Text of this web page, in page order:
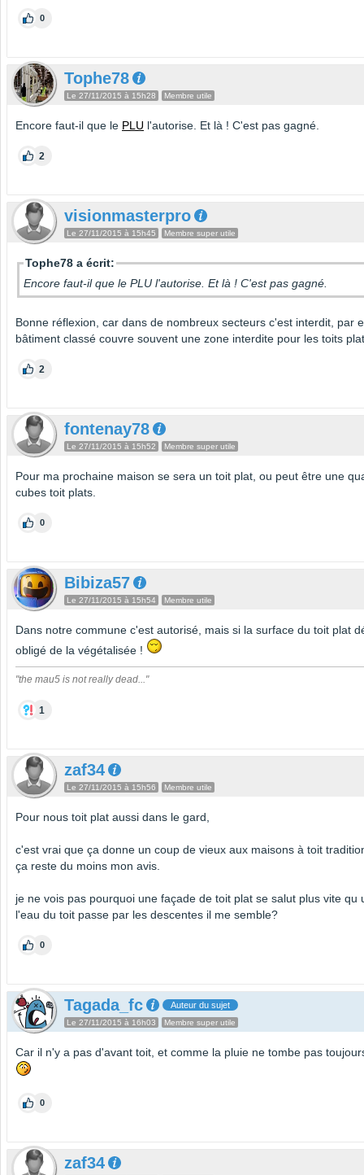
0
Tophe78
Le 27/11/2015 à 15h28 Membre utile
Encore faut-il que le PLU l'autorise. Et là ! C'est pas gagné.
2
visionmasterpro
Le 27/11/2015 à 15h45 Membre super utile
Tophe78 a écrit:
Encore faut-il que le PLU l'autorise. Et là ! C'est pas gagné.
Bonne réflexion, car dans de nombreux secteurs c'est interdit, par
bâtiment classé couvre souvent une zone interdite pour les toits
2
fontenay78
Le 27/11/2015 à 15h52 Membre super utile
Pour ma prochaine maison se sera un toit plat, ou peut être une
cubes toit plats.
0
Bibiza57
Le 27/11/2015 à 15h54 Membre utile
Dans notre commune c'est autorisé, mais si la surface du toit plat
obligé de la végétalisée !
"the mau5 is not really dead..."
1
zaf34
Le 27/11/2015 à 15h56 Membre utile
Pour nous toit plat aussi dans le gard,
c'est vrai que ça donne un coup de vieux aux maisons à toit
ça reste du moins mon avis.
je ne vois pas pourquoi une façade de toit plat se salut plus vite qu
l'eau du toit passe par les descentes il me semble?
0
Tagada_fc Auteur du sujet
Le 27/11/2015 à 16h03 Membre super utile
Car il n'y a pas d'avant toit, et comme la pluie ne tombe pas
0
zaf34